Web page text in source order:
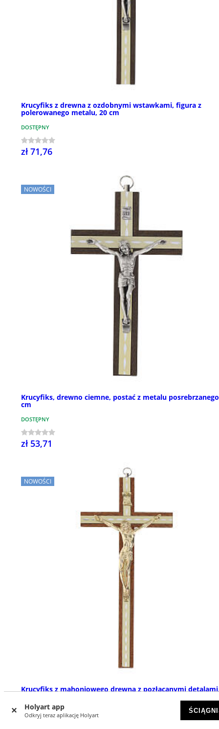
Holyart app
Odkryj teraz aplikację Holyart
Krucyfiks z drewna z ozdobnymi wstawkami, figura z
polerowanego metalu, 20 cm
DOSTĘPNY
zł 71,76
NOWOŚCI
Krucyfiks, drewno ciemne, postać z metalu
cm
DOSTĘPNY
zł 53,71
NOWOŚCI
Krucyfiks z mahoniowego drewna z pozłacanymi
DOSTĘPNY